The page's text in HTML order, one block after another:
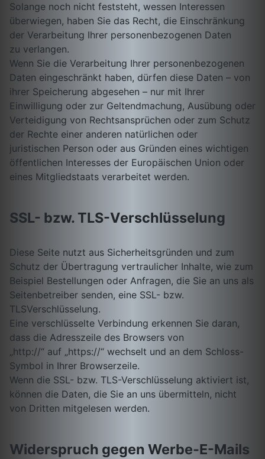
Solange noch nicht feststeht, wessen Interessen
überwiegen, haben Sie das Recht, die Einschränkung
der Verarbeitung Ihrer personenbezogenen Daten
zu verlangen.
Wenn Sie die Verarbeitung Ihrer personenbezogenen
Daten eingeschränkt haben, dürfen diese Daten – von
ihrer Speicherung abgesehen – nur mit Ihrer
Einwilligung oder zur Geltendmachung, Ausübung oder
Verteidigung von Rechtsansprüchen oder zum Schutz
der Rechte einer anderen natürlichen oder
juristischen Person oder aus Gründen eines wichtigen
öffentlichen Interesses der Europäischen Union oder
eines Mitgliedstaats verarbeitet werden.
SSL- bzw. TLS-Verschlüsselung
Diese Seite nutzt aus Sicherheitsgründen und zum
Schutz der Übertragung vertraulicher Inhalte, wie zum
Beispiel Bestellungen oder Anfragen, die Sie an uns als
Seitenbetreiber senden, eine SSL- bzw.
TLSVerschlüsselung.
Eine verschlüsselte Verbindung erkennen Sie daran,
dass die Adresszeile des Browsers von
„http://“ auf „https://“ wechselt und an dem Schloss-
Symbol in Ihrer Browserzeile.
Wenn die SSL- bzw. TLS-Verschlüsselung aktiviert ist,
können die Daten, die Sie an uns übermitteln, nicht
von Dritten mitgelesen werden.
Widerspruch gegen Werbe-E-Mails